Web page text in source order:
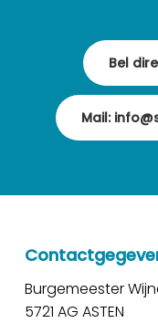
Bel
Mail:
Burgemeester
5721 AG ASTEN